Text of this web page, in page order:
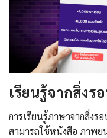
เรียนรู้จากสิ่งร
การเรียนรู้ภาษาจากสิ่ง
สามารถใช้หนังสือ ภาพย